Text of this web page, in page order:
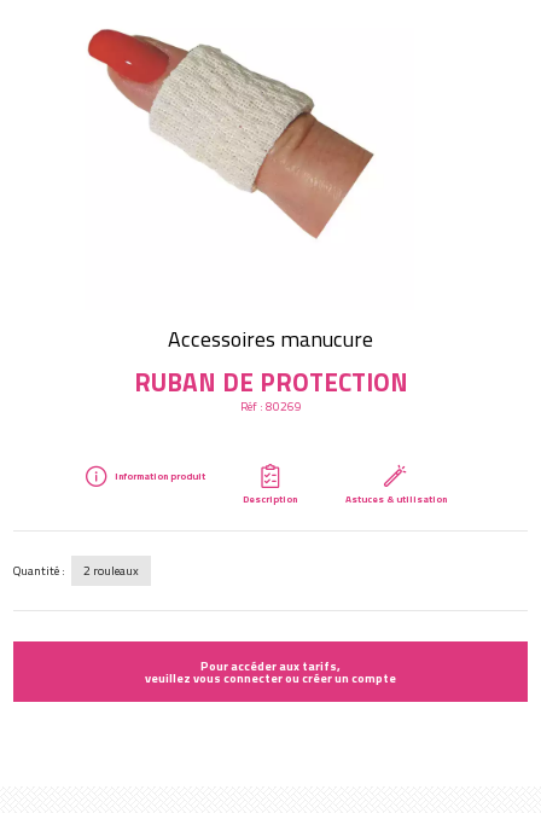
Créer mon compte
Accessoires manucure
RUBAN DE PROTECTION
Réf :80269
Information produit
Description
Astuces & utilisation
Quantité : 2 rouleaux
Pour accéder aux tarifs,
veuillez vous connecter ou créer un compte